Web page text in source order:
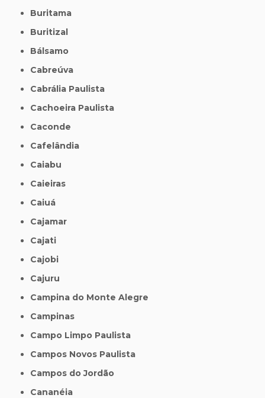
Buritama
Buritizal
Bálsamo
Cabreúva
Cabrália Paulista
Cachoeira Paulista
Caconde
Cafelândia
Caiabu
Caieiras
Caiuá
Cajamar
Cajati
Cajobi
Cajuru
Campina do Monte Alegre
Campinas
Campo Limpo Paulista
Campos Novos Paulista
Campos do Jordão
Cananéia